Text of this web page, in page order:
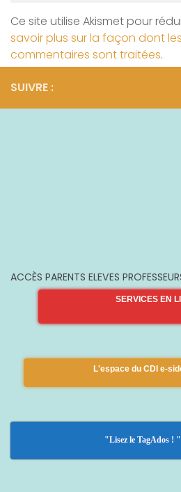
Ce site utilise Akismet pour
savoir plus sur la façon dont
commentaires sont traitées.
SUIVRE :
ACCÈS PARENTS ELEVES
SERVICES EN
L'espace du CDI e-
"Lisez le TagAdos ! "